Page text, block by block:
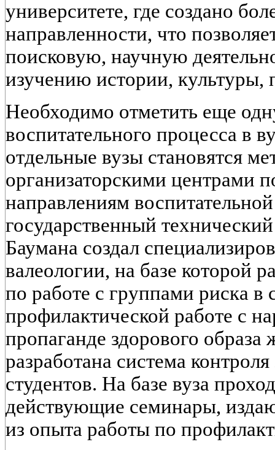
университете, где создано
направленности, что
поисковую, научную
изучению истории, культуры,
Необходимо отметить еще
воспитательного процесса в
отдельные вузы становятся
организаторскими центрами
направлениям
государственный
Баумана создал
валеологии, на базе которой
по работе с группами риска в
профилактической работе с
пропаганде здорового
разработана система
студентов. На базе вуза
действующие семинары,
из опыта работы по